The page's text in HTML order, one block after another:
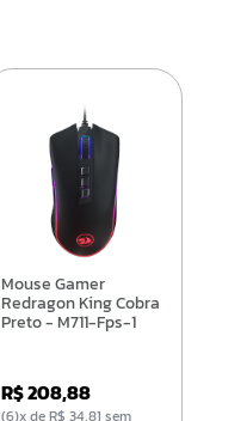
Mouse Gamer
Redragon King Cobra
Preto - M711-Fps-1
R$ 208,88
(6)x de R$ 34,81 sem